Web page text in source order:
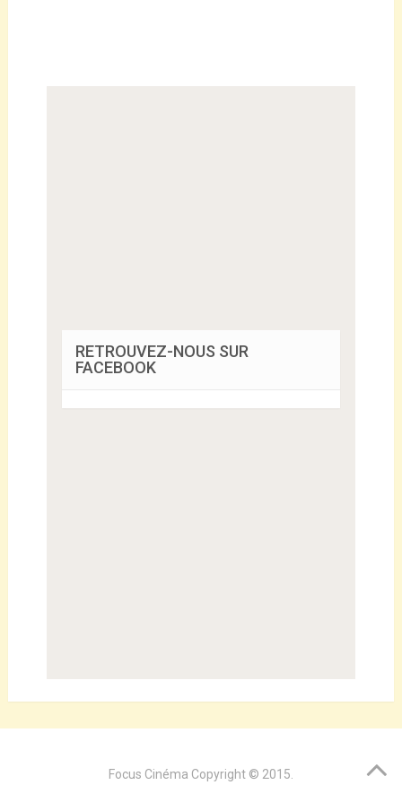
RETROUVEZ-NOUS SUR
FACEBOOK
Focus Cinéma Copyright © 2015.